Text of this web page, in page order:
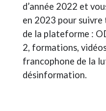
d’année 2022 et
en 2023 pour
de la plateforme :
2, formations,
francophone de la
désinformation.